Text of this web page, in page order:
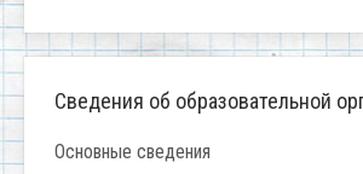
Сведения об образовательной
Основные сведения